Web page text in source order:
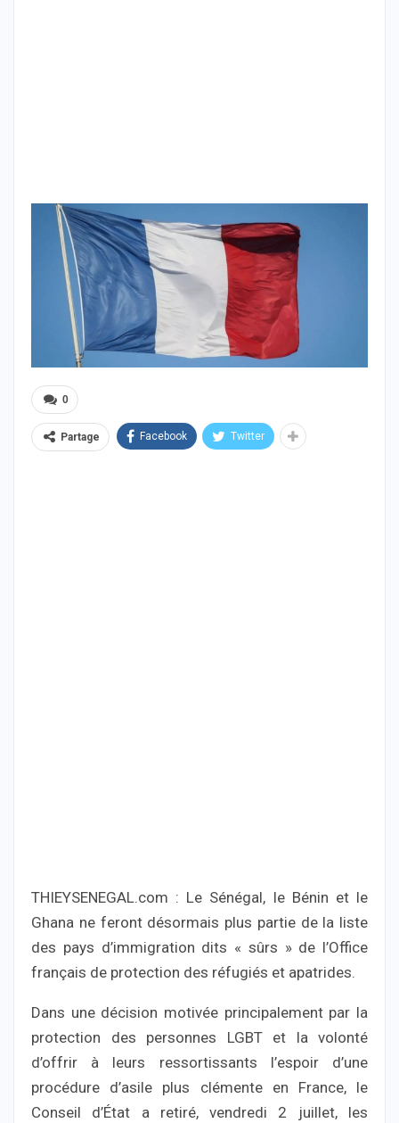
0
Partage Facebook Twitter
THIEYSENEGAL.com : Le Sénégal, le Bénin et le
Ghana ne feront désormais plus partie de la liste
des pays d’immigration dits « sûrs » de l’Office
français de protection des réfugiés et apatrides.
Dans une décision motivée principalement par la
protection des personnes LGBT et la volonté
d’offrir à leurs ressortissants l’espoir d’une
procédure d’asile plus clémente en France, le
Conseil d’État a retiré, vendredi 2 juillet, les